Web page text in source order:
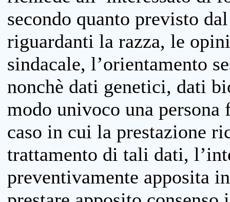
secondo quanto previsto
riguardanti la razza, le
sindacale, l’orientamento
nonchè dati genetici, dati
modo univoco una
caso in cui la prestazione
trattamento di tali dati,
preventivamente apposita